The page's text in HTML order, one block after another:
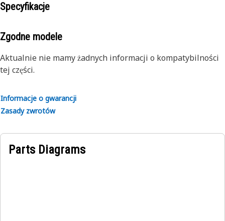
Specyfikacje
Zgodne modele
Aktualnie nie mamy żadnych informacji o kompatybilności
tej części.
Informacje o gwarancji
Zasady zwrotów
Parts Diagrams